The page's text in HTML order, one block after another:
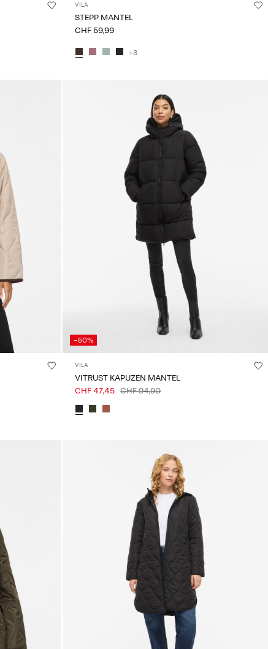
VILA
STEPP MANTEL
CHF 59,99
+3
-50%
VILA
VITRUST KAPUZEN MANTEL
CHF 47,45 CHF 94,90